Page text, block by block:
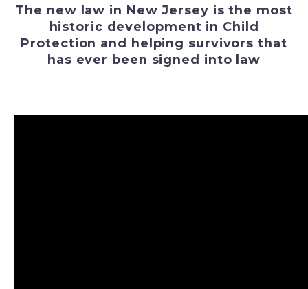
The new law in New Jersey is the most
historic development in Child
Protection and helping survivors that
has ever been signed into law